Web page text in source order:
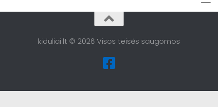
kiduliai.lt © 2026 Visos teisės saugomos